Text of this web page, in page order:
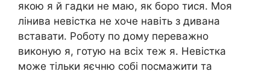
якою я й гадки не маю, як боро тися. Моя
лінива невістка не хоче навіть з дивана
вставати. Роботу по дому переважно
виконую я, готую на всіх теж я. Невістка
може тільки яєчню собі посмажити та